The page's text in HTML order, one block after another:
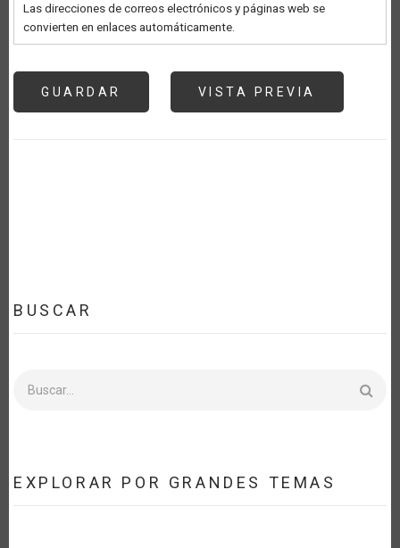
Las direcciones de correos electrónicos y páginas web se
convierten en enlaces automáticamente.
BUSCAR
EXPLORAR POR GRANDES TEMAS